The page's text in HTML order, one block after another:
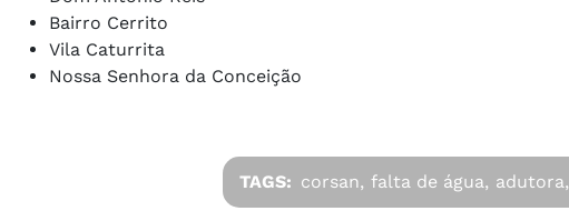
Bairro Cerrito
Vila Caturrita
Nossa Senhora da Conceição
TAGS: corsan, falta de água, adutora,